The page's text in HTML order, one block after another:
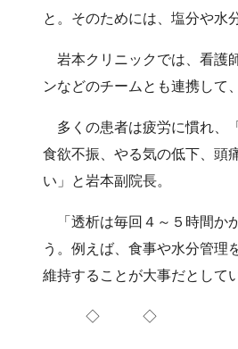
と。そのためには、塩分や水
岩本クリニックでは、看護
ンなどのチームとも連携して
多くの患者は疲労に慣れ、
食欲不振、やる気の低下、頭
い」と岩本副院長。
「透析は毎回４～５時間か
う。例えば、食事や水分管理
維持することが大事だとして
◇ ◇